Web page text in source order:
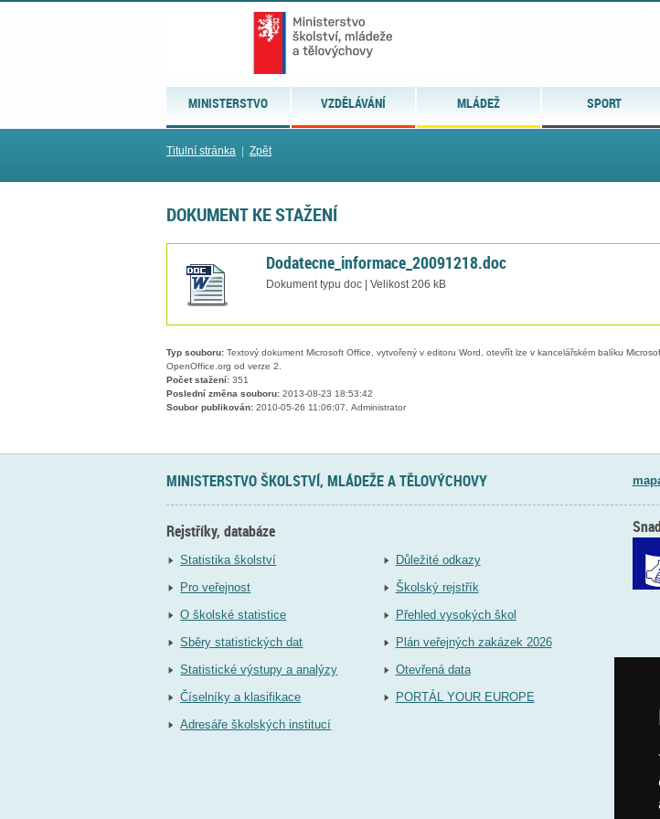
MINISTERSTVO VZDĚLÁVÁNÍ MLÁDEŽ SPORT
Titulní stránka Zpět
DOKUMENT KE STAŽENÍ
Dodatecne_informace_20091218.doc
Dokument typu doc | Velikost 206 kB
Typ souboru: Textový dokument Microsoft Office, vytvořený v editoru Word, otevřít lze v kancelářském balíku
OpenOffice.org od verze 2.
Počet stažení: 351
Poslední změna souboru: 2013-08-23 18:53:42
Soubor publikován: 2010-05-26 11:06:07, Administrator
MINISTERSTVO ŠKOLSTVÍ, MLÁDEŽE A TĚLOVÝCHOVY
Rejstříky, databáze
Statistika školství
Pro veřejnost
O školské statistice
Sběry statistických dat
Statistické výstupy a analýzy
Číselníky a klasifikace
Adresáře školských institucí
Důležité odkazy
Školský rejstřík
Přehled vysokých škol
Plán veřejných zakázek 2026
Otevřená data
PORTÁL YOUR EUROPE